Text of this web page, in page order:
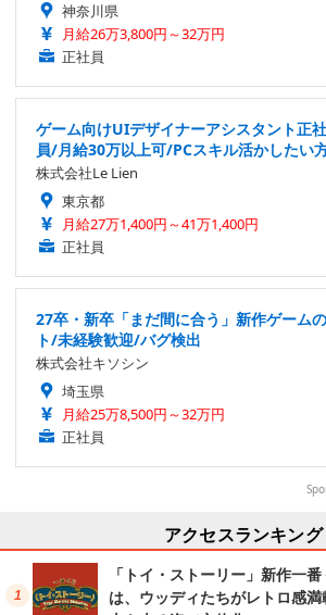
神奈川県
月給26万3,800円～32万円
正社員
ゲーム向けUIデザイナーアシスタント正
員/月給30万以上可/PCスキル活かしたい方
株式会社Le Lien
東京都
月給27万1,400円～41万1,400円
正社員
27卒・新卒「まだ間に合う」新作ゲーム
ト/未経験歓迎/バグ検出
株式会社キソシン
埼玉県
月給25万8,500円～32万円
正社員
アクセスランキング
「トイ・ストーリー」新作一
は、ウッディたちがレトロ感